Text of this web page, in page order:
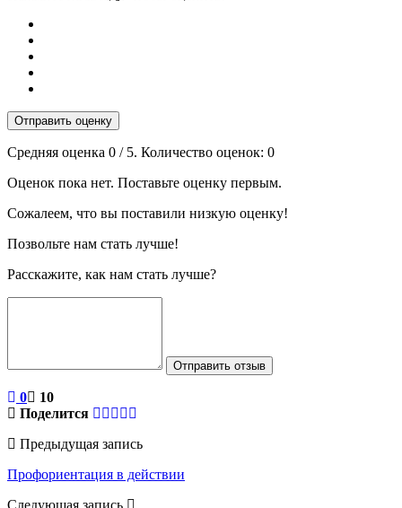
Отправить оценку
Средняя оценка 0 / 5. Количество оценок: 0
Оценок пока нет. Поставьте оценку первым.
Сожалеем, что вы поставили низкую оценку!
Позвольте нам стать лучше!
Расскажите, как нам стать лучше?
Отправить отзыв
0
10
Поделится
Предыдущая запись
Профориентация в действии
Следующая запись